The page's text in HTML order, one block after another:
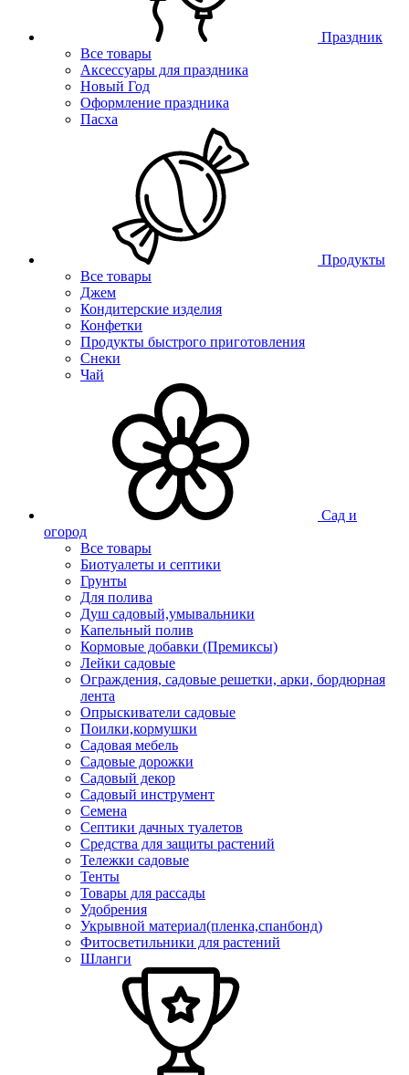
Праздник
Все товары
Аксессуары для праздника
Новый Год
Оформление праздника
Пасха
Продукты
Все товары
Джем
Кондитерские изделия
Конфетки
Продукты быстрого приготовления
Снеки
Чай
Сад и
огород
Все товары
Биотуалеты и септики
Грунты
Для полива
Душ садовый,умывальники
Капельный полив
Кормовые добавки (Премиксы)
Лейки садовые
Ограждения, садовые решетки, арки, бордюрная
лента
Опрыскиватели садовые
Поилки,кормушки
Садовая мебель
Садовые дорожки
Садовый декор
Садовый инструмент
Семена
Септики дачных туалетов
Средства для защиты растений
Тележки садовые
Тенты
Товары для рассады
Удобрения
Укрывной материал(пленка,спанбонд)
Фитосветильники для растений
Шланги